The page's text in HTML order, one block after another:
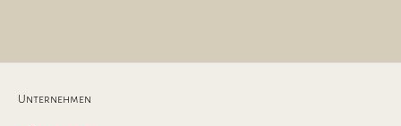
Unternehmen